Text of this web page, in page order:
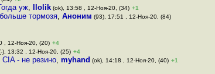
уж, llolik (ok), 13:58 , 12-Ноя-20, (34) +1
тормозя, Аноним (93), 17:51 , 12-Ноя-20, (84)
, 12-Ноя-20, (20) +4
), 13:32 , 12-Ноя-20, (25) +4
- не резино, myhand (ok), 14:18 , 12-Ноя-20, (40) +1